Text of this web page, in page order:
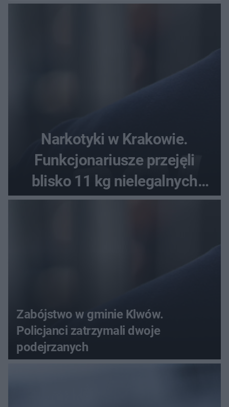
Narkotyki w Krakowie.
Funkcjonariusze przejęli
blisko 11 kg nielegalnych
substancji
Zabójstwo w gminie Klwów.
Policjanci zatrzymali dwoje
podejrzanych